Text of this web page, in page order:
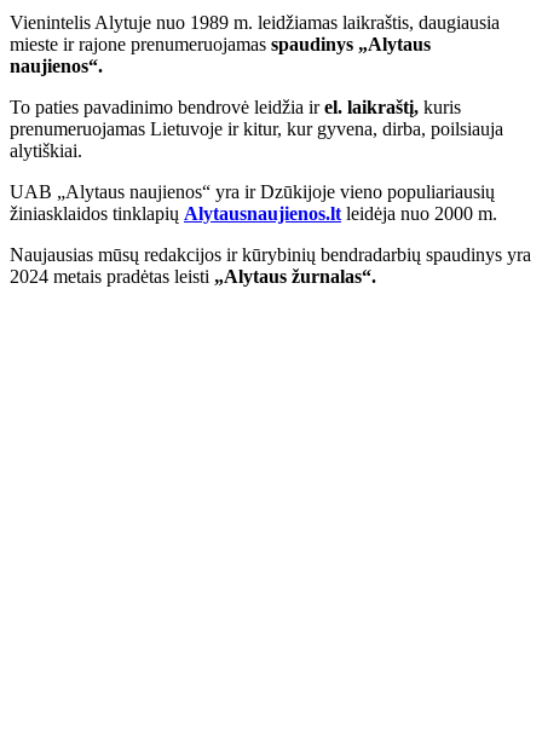
Vienintelis Alytuje nuo 1989 m. leidžiamas laikraštis, daugiausia
mieste ir rajone prenumeruojamas spaudinys „Alytaus
naujienos“.
To paties pavadinimo bendrovė leidžia irel. laikraštį, kuris
prenumeruojamas Lietuvoje ir kitur, kur gyvena, dirba, poilsiauja
alytiškiai.
UAB „Alytaus naujienos“ yra ir Dzūkijoje vieno populiariausių
žiniasklaidos tinklapių Alytausnaujienos.lt leidėja nuo 2000 m.
Naujausias mūsų redakcijos ir kūrybinių bendradarbių spaudinys yra
2024 metais pradėtas leisti „Alytaus žurnalas“.